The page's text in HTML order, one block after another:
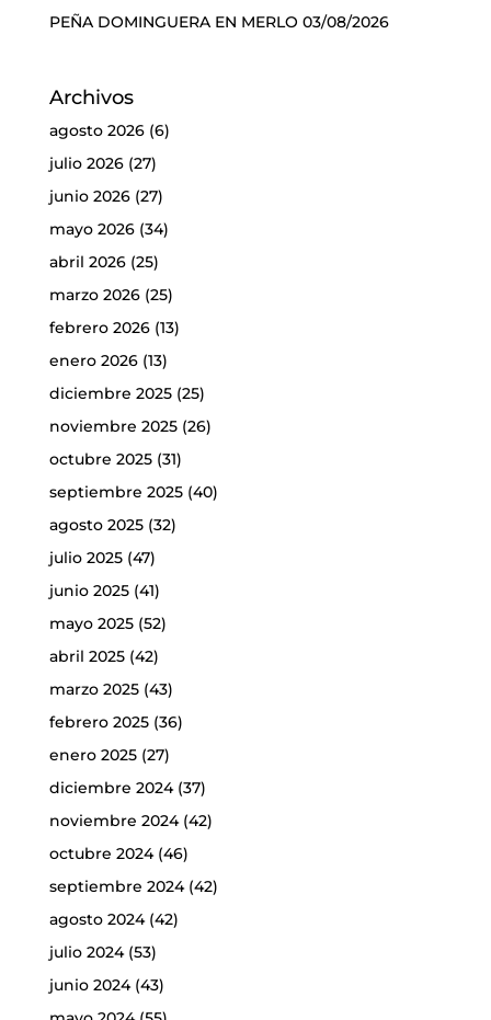
PEÑA DOMINGUERA EN MERLO 03/08/2026
Archivos
agosto 2026(6)
julio 2026(27)
junio 2026(27)
mayo 2026(34)
abril 2026(25)
marzo 2026(25)
febrero 2026(13)
enero 2026(13)
diciembre 2025(25)
noviembre 2025(26)
octubre 2025(31)
septiembre 2025(40)
agosto 2025(32)
julio 2025(47)
junio 2025(41)
mayo 2025(52)
abril 2025(42)
marzo 2025(43)
febrero 2025(36)
enero 2025(27)
diciembre 2024(37)
noviembre 2024(42)
octubre 2024(46)
septiembre 2024(42)
agosto 2024(42)
julio 2024(53)
junio 2024(43)